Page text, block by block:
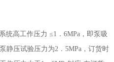
统高工作压力 ≤1．6MPa，即泵吸
静压试验压力为2．5MPa，订货时